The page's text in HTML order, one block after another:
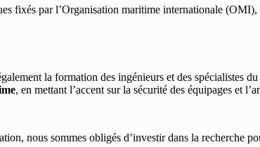
fixés par l’Organisation maritime internationale
la formation des ingénieurs et des spécialistes du
, en mettant l’accent sur la sécurité des équipages et
nous sommes obligés d’investir dans la recherche